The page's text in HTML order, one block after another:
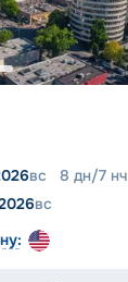
вс 8 дн/7 нч
вс